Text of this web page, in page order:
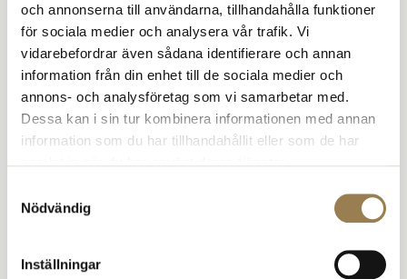
och annonserna till användarna, tillhandahålla funktioner
för sociala medier och analysera vår trafik. Vi
vidarebefordrar även sådana identifierare och annan
information från din enhet till de sociala medier och
annons- och analysföretag som vi samarbetar med.
Dessa kan i sin tur kombinera informationen med annan
information som du har tillhandahållit eller som de har
samlat in när du har använt deras tjänster.
Nödvändig
Inställningar
tillitsstyrd och teambaserad hälso- och sjukvård ska införas
arbetsplatser ska ha kollektivavtal.
Här kan du läsa mer:
Debatt & opinion
PTP-handboken